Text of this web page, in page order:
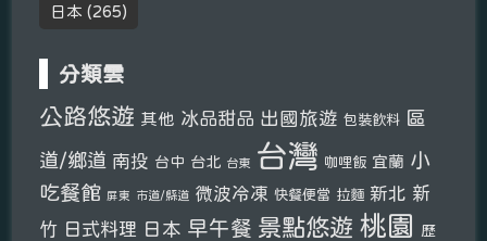
日本 (265)
分類雲
公路悠遊 其他 冰品甜品 出國旅遊 包裝飲料 區
道/鄉道 南投 台中 台北 台東 台灣 咖哩飯 宜蘭 小
吃餐館 屏東 市道/縣道 微波冷凍 快餐便當 拉麵 新北 新
竹 日式料理 日本 早午餐 景點悠遊 桃園 歷